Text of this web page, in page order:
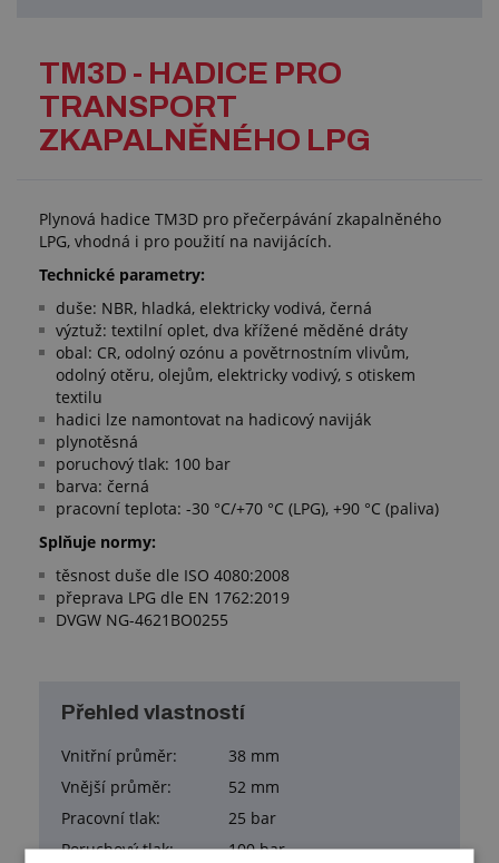
TM3D - HADICE PRO
TRANSPORT
ZKAPALNĚNÉHO LPG
Plynová hadice TM3D pro přečerpávání zkapalněného
LPG, vhodná i pro použití na navijácích.
Technické parametry:
duše: NBR, hladká, elektricky vodivá, černá
výztuž: textilní oplet, dva křížené měděné dráty
obal: CR, odolný ozónu a povětrnostním vlivům,
odolný otěru, olejům, elektricky vodivý, s otiskem
textilu
hadici lze namontovat na hadicový naviják
plynotěsná
poruchový tlak: 100 bar
barva: černá
pracovní teplota: -30 °C/+70 °C (LPG), +90 °C (paliva)
Splňuje normy:
těsnost duše dle ISO 4080:2008
přeprava LPG dle EN 1762:2019
DVGW NG-4621BO0255
Přehled vlastností
Vnitřní průměr:
38 mm
Vnější průměr:
52 mm
Pracovní tlak:
25 bar
Poruchový tlak:
100 bar